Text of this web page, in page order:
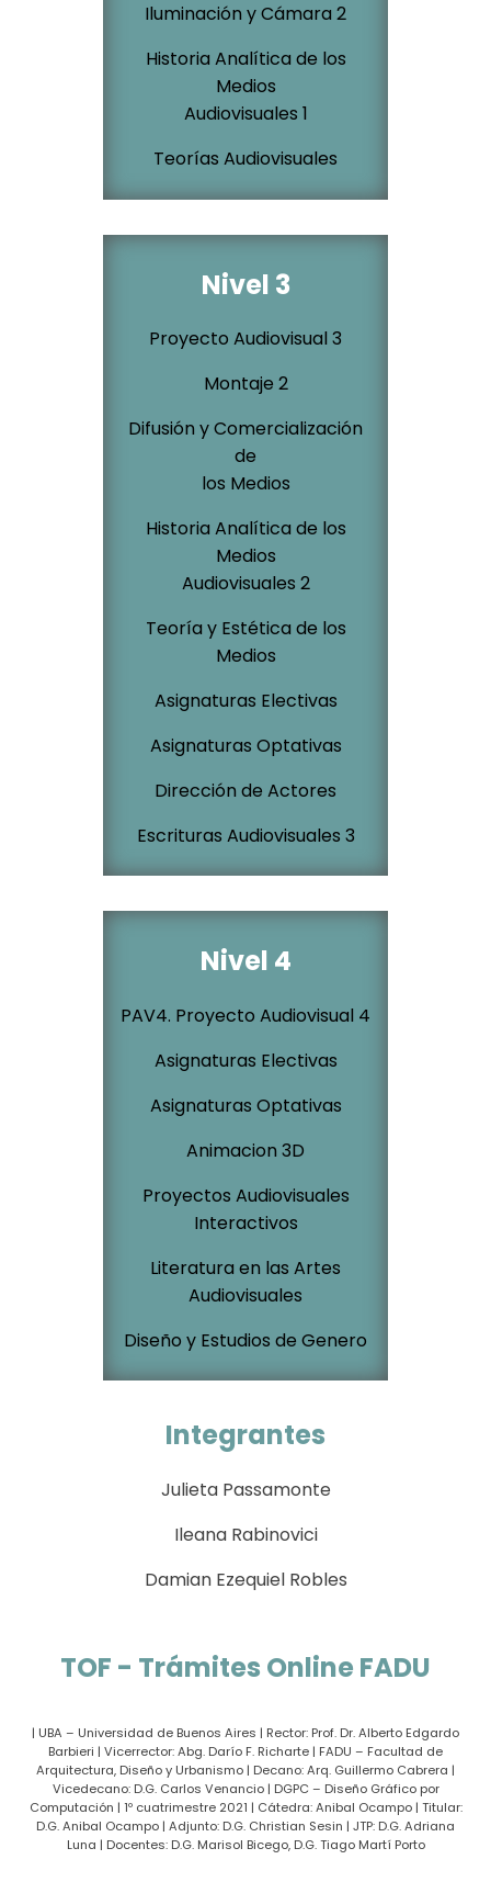
Iluminación y Cámara 2
Historia Analítica de los
Medios
Audiovisuales 1
Teorías Audiovisuales
Nivel 3
Proyecto Audiovisual 3
Montaje 2
Difusión y Comercialización
de
los Medios
Historia Analítica de los
Medios
Audiovisuales 2
Teoría y Estética de los
Medios
Asignaturas Electivas
Asignaturas Optativas
Dirección de Actores
Escrituras Audiovisuales 3
Nivel 4
PAV4. Proyecto Audiovisual 4
Asignaturas Electivas
Asignaturas Optativas
Animacion 3D
Proyectos Audiovisuales
Interactivos
Literatura en las Artes
Audiovisuales
Diseño y Estudios de Genero
Integrantes
Julieta Passamonte
Ileana Rabinovici
Damian Ezequiel Robles
TOF - Trámites Online FADU
| UBA – Universidad de Buenos Aires | Rector: Prof. Dr. Alberto Edgardo
Barbieri | Vicerrector: Abg. Darío F. Richarte | FADU – Facultad de
Arquitectura, Diseño y Urbanismo | Decano: Arq. Guillermo Cabrera |
Vicedecano: D.G. Carlos Venancio | DGPC – Diseño Gráfico por
Computación | 1º cuatrimestre 2021 | Cátedra: Anibal Ocampo | Titular:
D.G. Anibal Ocampo | Adjunto: D.G. Christian Sesin | JTP: D.G. Adriana
Luna | Docentes: D.G. Marisol Bicego, D.G. Tiago Martí Porto